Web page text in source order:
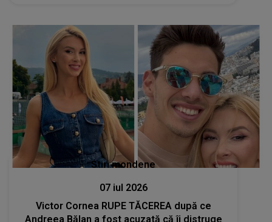
Stiri mondene
07 iul 2026
Victor Cornea RUPE TĂCEREA după ce
Andreea Bălan a fost acuzată că îi distruge